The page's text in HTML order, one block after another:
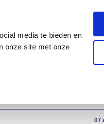
media te bieden en
onze site met onze
07